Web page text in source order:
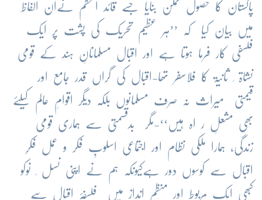
پاکستان کا حصول ممکن بنایا جسے قائد اعظم نےان الفاظ
میں بیان کیا کہ ’’ہر عظیم تحریک کی پشت پر ایک
فلسفی کار فرما ہوتا ہے اور اقبال مسلمانانِ ہند کے قومی
نشاۃ ِ ثانیۃ کا فلاسفر تھا-اقبال کی گراں قدر جامع اور
قیمتی میراث نہ صرف مسلمانوں بلکہ دیگر اقوامِ عالم کیلئے
بھی مشعلِ ر اہ ہیں‘‘-مگر بدقسمتی سے ہماری قومی
زندگی، ہمارا ملکی نظام اور اجتماعی اسلوبِ فکر و عمل فکرِ
اقبال سے کوسوں دور ہےکیونکہ ہم نے اپنی نسل ِ نوکو
کبھی ایک مربوط اور منظم انداز میں فلسفۂ اقبال سے